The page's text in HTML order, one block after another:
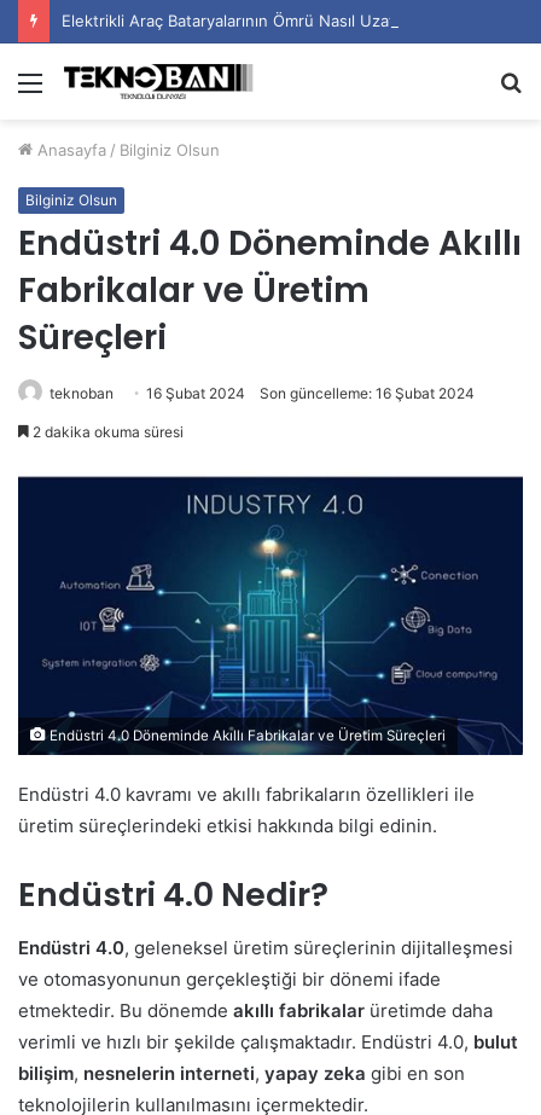
Elektrikli Araç Bataryalarının Ömrü Nasıl Uzatılır?
Menü
Anasayfa / Bilginiz Olsun
Bilginiz Olsun
Endüstri 4.0 Döneminde Akıllı
Fabrikalar ve Üretim
Süreçleri
teknoban 16 Şubat 2024 Son güncelleme: 16 Şubat 2024
2 dakika okuma süresi
Endüstri 4.0 Döneminde Akıllı Fabrikalar ve Üretim Süreçleri
Endüstri 4.0 kavramı ve akıllı fabrikaların özellikleri ile
üretim süreçlerindeki etkisi hakkında bilgi edinin.
Endüstri 4.0 Nedir?
Endüstri 4.0, geleneksel üretim süreçlerinin dijitalleşmesi
ve otomasyonunun gerçekleştiği bir dönemi ifade
etmektedir. Bu dönemde akıllı fabrikalar üretimde daha
verimli ve hızlı bir şekilde çalışmaktadır. Endüstri 4.0, bulut
bilişim, nesnelerin interneti, yapay zeka gibi en son
teknolojilerin kullanılmasını içermektedir.